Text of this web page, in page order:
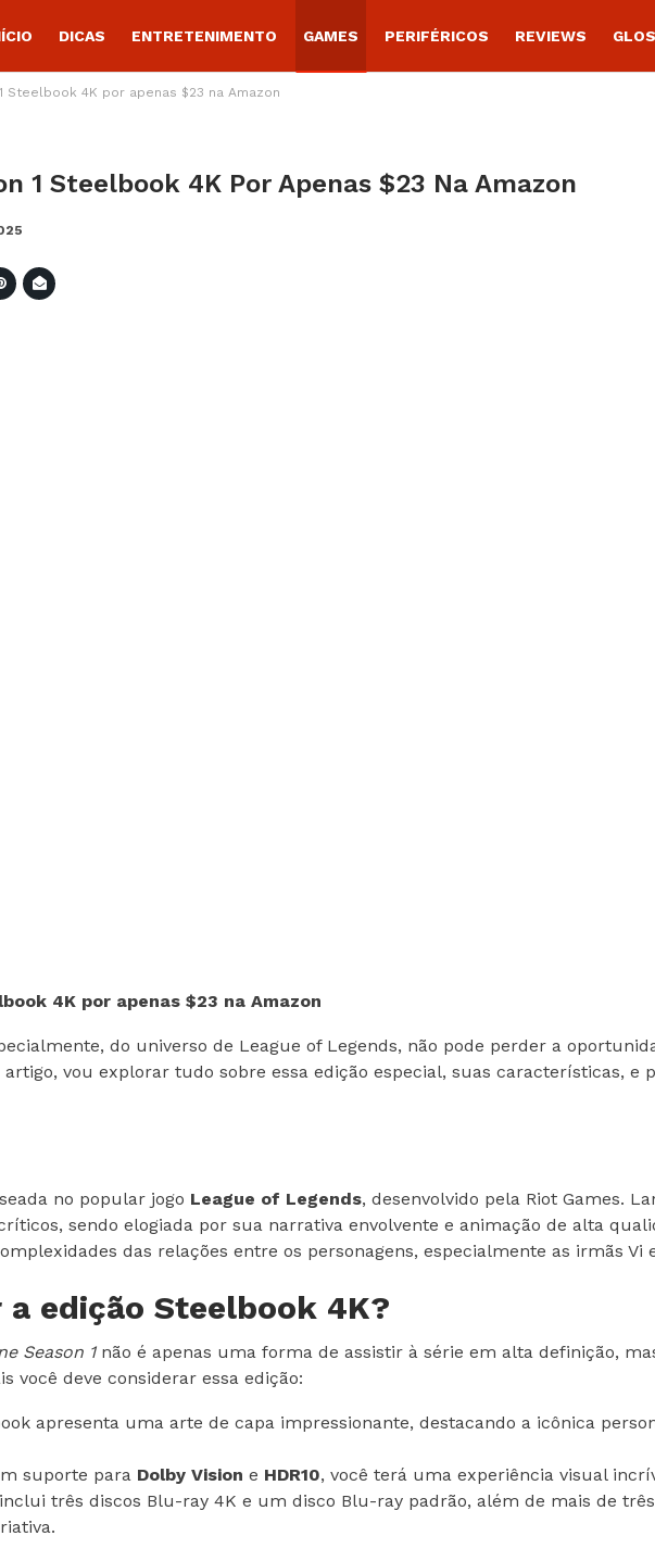
DICAS ENTRETENIMENTO GAMES PERIFÉRICOS REVIEWS
Steelbook 4K por apenas $23 na Amazon
1 Steelbook 4K Por Apenas $23 Na Amazon
4K por apenas $23 na Amazon
do universo de League of Legends, não pode perder a
vou explorar tudo sobre essa edição especial, suas características, e
no popular jogo League of Legends, desenvolvido pela Riot Games.
sendo elogiada por sua narrativa envolvente e animação de alta
das relações entre os personagens, especialmente as irmãs Vi
edição Steelbook 4K?
Season 1não é apenas uma forma de assistir à série em alta definição,
você deve considerar essa edição:
apresenta uma arte de capa impressionante, destacando a icônica
suporte para Dolby Vision e HDR10, você terá uma experiência visual
três discos Blu-ray 4K e um disco Blu-ray padrão, além de mais de